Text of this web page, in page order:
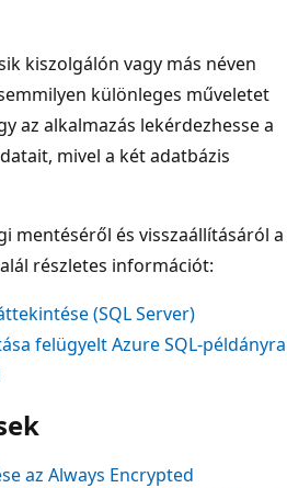
kiszolgálón vagy más néven
különleges műveletet
az alkalmazás lekérdezhesse a
mivel a két adatbázis
mentéséről és visszaállításáról a
részletes információt:
(SQL Server)
felügyelt Azure SQL-példányra
az Always Encrypted